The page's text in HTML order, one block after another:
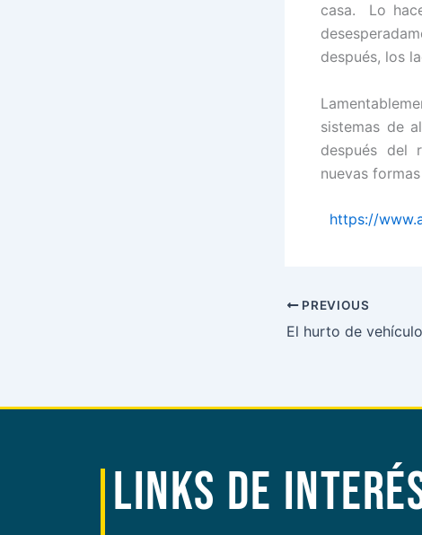
casa. Lo
después, los
sistemas de
después del
nuevas
https://
PREVIOUS
LINKS DE